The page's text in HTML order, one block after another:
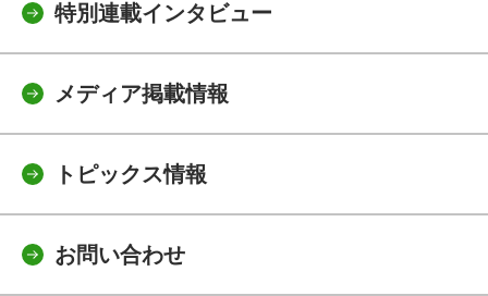
特別連載インタビュー
メディア掲載情報
トピックス情報
お問い合わせ